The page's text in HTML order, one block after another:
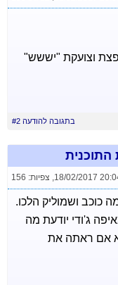
וצועקת "יששש"
בתגובה להודעה #2
18/02/2017
, צפיות: 156
כוכב ושמוליק הלכו.
ג'ודי יודעת מה
אם ראתה את